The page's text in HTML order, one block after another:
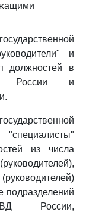
и
должностей в
России и
из числа
подразделений
России,